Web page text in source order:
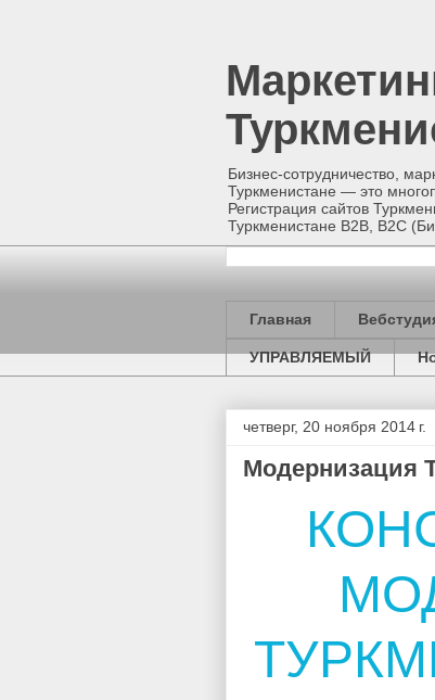
Бизнес-сотрудничество,
Туркменистане — это
Регистрация сайтов
Туркменистане B2B, B2C
Главная
УПРАВЛЯЕМЫЙ
четверг, 20 ноября 2014 г.
Модернизация